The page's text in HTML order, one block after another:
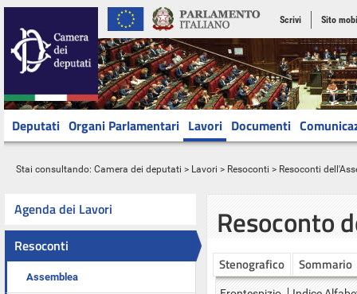
Scrivi Sito
Deputati Organi Parlamentari Lavori Documenti
Stai consultando: Camera dei deputati > Lavori > Resoconti > Resoconti
Agenda dei Lavori
Resoconti
Assemblea
Resoconto
Stenografico Sommario